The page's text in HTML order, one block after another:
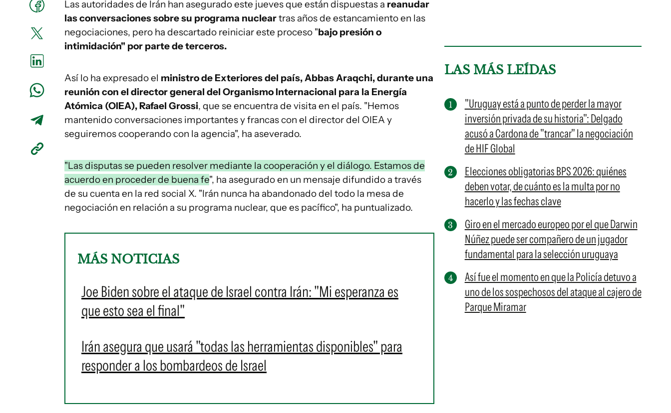
Las autoridades de Irán han asegurado este jueves que están dispuestas a reanudar
las conversaciones sobre su programa nucleartras años de estancamiento en las
negociaciones, pero ha descartado reiniciar este proceso "bajo presión o
intimidación" por parte de terceros.
Así lo ha expresado el ministro de Exteriores del país, Abbas Araqchi, durante una
reunión con el director general del Organismo Internacional para la Energía
Atómica (OIEA), Rafael Grossi, que se encuentra de visita en el país. "Hemos
mantenido conversaciones importantes y francas con el director del OIEA y
seguiremos cooperando con la agencia", ha aseverado.
"Las disputas se pueden resolver mediante la cooperación y el diálogo. Estamos de
acuerdo en proceder de buena fe", ha asegurado en un mensaje difundido a través
de su cuenta en la red social X. "Irán nunca ha abandonado del todo la mesa de
negociación en relación a su programa nuclear, que es pacífico", ha puntualizado.
MÁS NOTICIAS
Joe Biden sobre el ataque de Israel contra Irán: "Mi esperanza es
que esto sea el final"
Irán asegura que usará "todas las herramientas disponibles" para
responder a los bombardeos de Israel
LAS MÁS LEÍDAS
"Uruguay está a punto de perder la mayor
inversión privada de su historia": Delgado
acusó a Cardona de "trancar" la negociación
de HIF Global
Elecciones obligatorias BPS 2026: quiénes
deben votar, de cuánto es la multa por no
hacerlo y las fechas clave
Giro en el mercado europeo por el que Darwin
Núñez puede ser compañero de un jugador
fundamental para la selección uruguaya
Así fue el momento en que la Policía detuvo a
uno de los sospechosos del ataque al cajero de
Parque Miramar